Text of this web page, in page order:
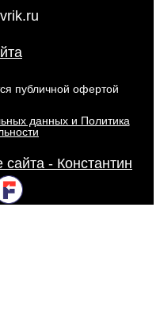
публичной офертой
данных и Политика
- Константин